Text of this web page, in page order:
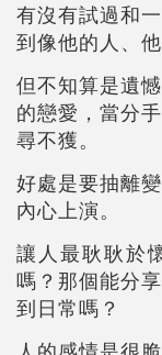
有沒有試過和
到像他的人、
但不知算是遺
的戀愛，當分
尋不獲。
好處是要抽離
內心上演。
讓人最耿耿於
嗎？那個能分
到日常嗎？